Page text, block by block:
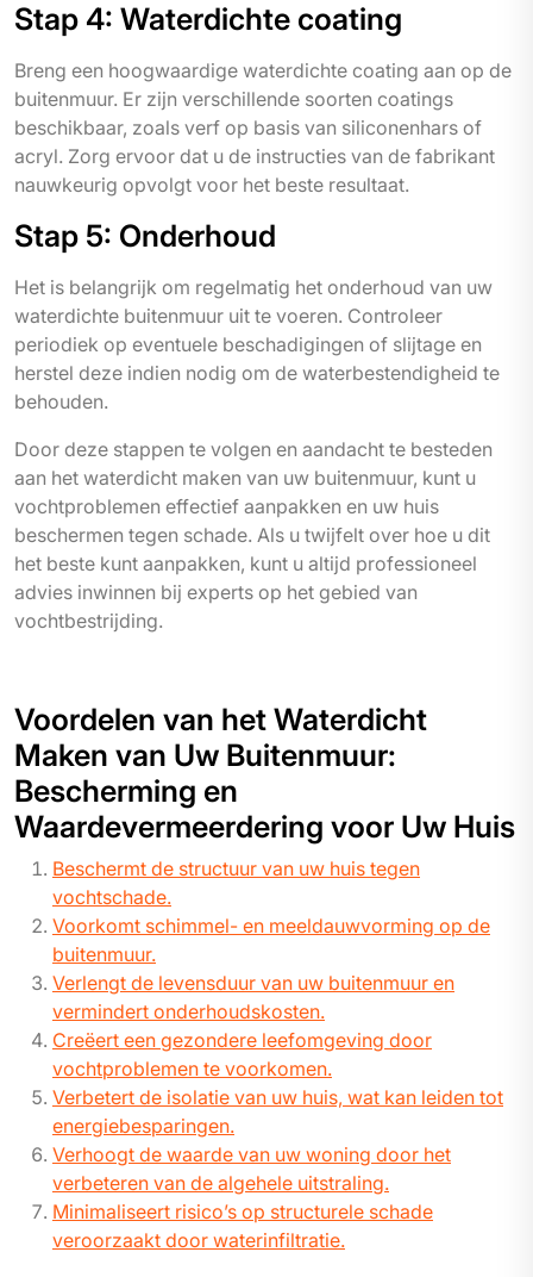
Stap 4: Waterdichte coating
Breng een hoogwaardige waterdichte coating aan op de
buitenmuur. Er zijn verschillende soorten coatings
beschikbaar, zoals verf op basis van siliconenhars of
acryl. Zorg ervoor dat u de instructies van de fabrikant
nauwkeurig opvolgt voor het beste resultaat.
Stap 5: Onderhoud
Het is belangrijk om regelmatig het onderhoud van uw
waterdichte buitenmuur uit te voeren. Controleer
periodiek op eventuele beschadigingen of slijtage en
herstel deze indien nodig om de waterbestendigheid te
behouden.
Door deze stappen te volgen en aandacht te besteden
aan het waterdicht maken van uw buitenmuur, kunt u
vochtproblemen effectief aanpakken en uw huis
beschermen tegen schade. Als u twijfelt over hoe u dit
het beste kunt aanpakken, kunt u altijd professioneel
advies inwinnen bij experts op het gebied van
vochtbestrijding.
Voordelen van het Waterdicht
Maken van Uw Buitenmuur:
Bescherming en
Waardevermeerdering voor Uw Huis
Beschermt de structuur van uw huis tegen
vochtschade.
Voorkomt schimmel- en meeldauwvorming op de
buitenmuur.
Verlengt de levensduur van uw buitenmuur en
vermindert onderhoudskosten.
Creëert een gezondere leefomgeving door
vochtproblemen te voorkomen.
Verbetert de isolatie van uw huis, wat kan leiden tot
energiebesparingen.
Verhoogt de waarde van uw woning door het
verbeteren van de algehele uitstraling.
Minimaliseert risico’s op structurele schade
veroorzaakt door waterinfiltratie.